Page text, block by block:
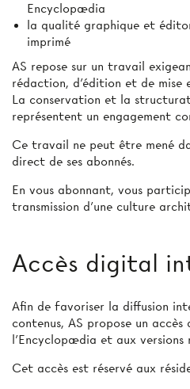
Encyclopædia
la qualité graphique et
imprimé
AS repose sur un travail
rédaction, d’édition et de mise
La conservation et la
représentent un engagement
Ce travail ne peut être mené
direct de ses abonnés.
En vous abonnant, vous
transmission d’une culture
Accès digital
Afin de favoriser la diffusion
contenus, AS propose un
l’Encyclopædia et aux versions
Cet accès est réservé aux